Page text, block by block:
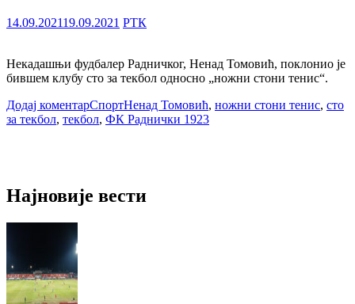
14.09.202119.09.2021 РТК
Некадашњи фудбалер Радничког, Ненад Томовић, поклонио је
бившем клубу сто за текбол односно „ножни стони тенис“.
Додај коментарСпортНенад Томовић, ножни стони тенис, сто
за текбол, текбол, ФК Раднички 1923
Најновије вести